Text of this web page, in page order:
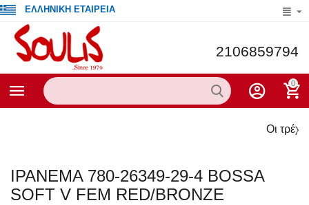
ΕΛΛΗΝΙΚΗ ΕΤΑΙΡΕΙΑ
2106859794
0
Οι τρέχουσες
IPANEMA 780-26349-29-4 BOSSA
SOFT V FEM RED/BRONZE